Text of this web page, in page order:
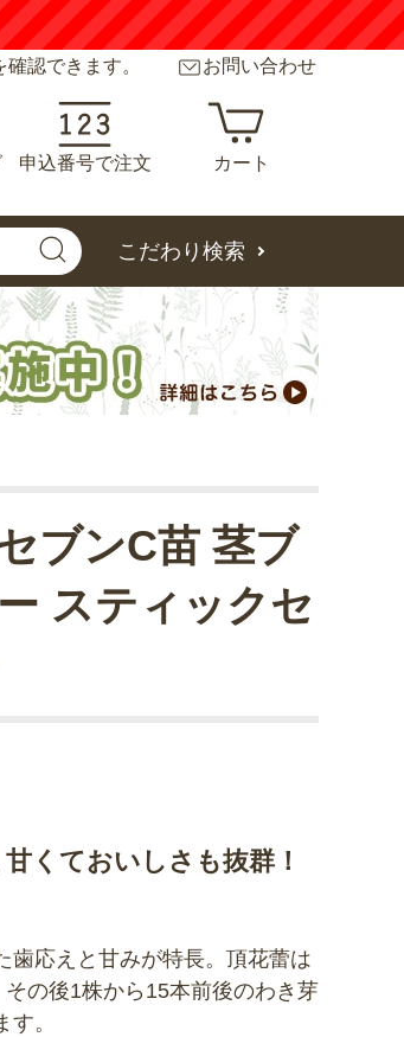
認できます。 お問い合わせ
申込番号で注文 カート
こだわり検索
くておいしさも抜群！
ブンC苗 茎ブ
スティックセ
歯応えと甘みが特長。頂花蕾は
の後1株から15本前後のわき芽
す。